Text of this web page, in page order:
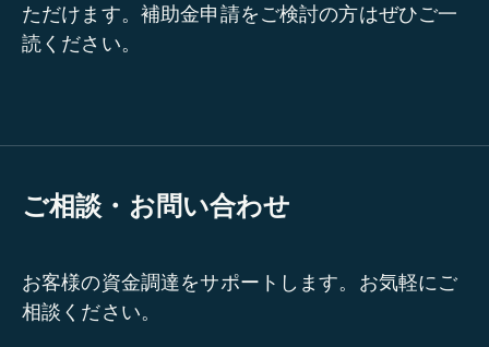
ただけます。補助金申請をご検討の方はぜひご一
読ください。
ご相談・お問い合わせ
お客様の資金調達をサポートします。お気軽にご
相談ください。